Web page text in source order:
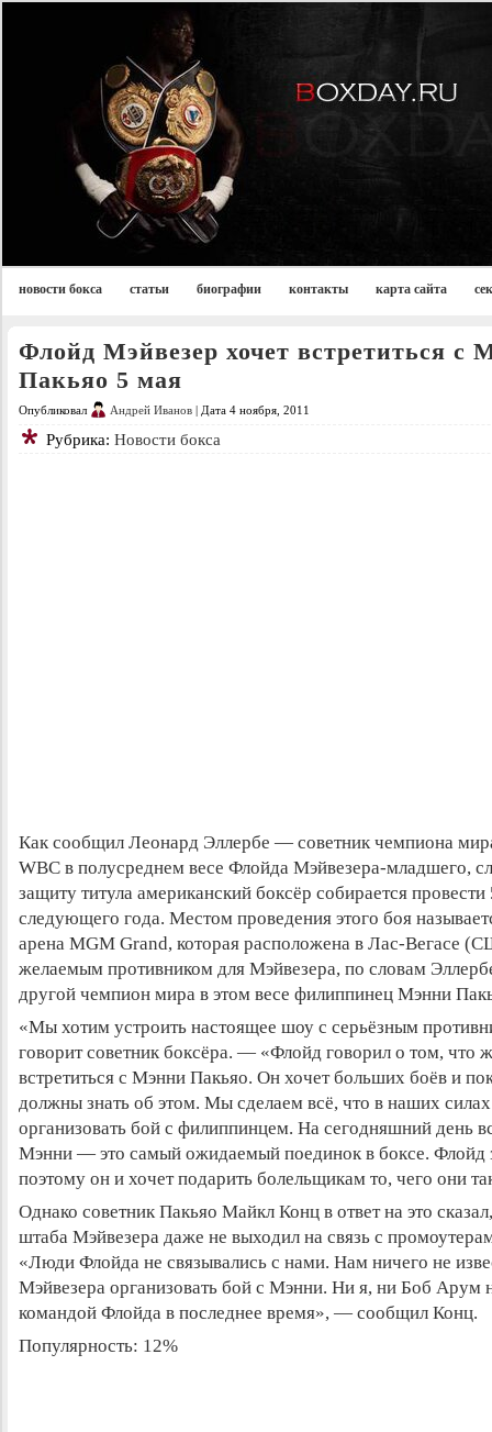
новости бокса статьи биографии контакты карта сайта
Флойд Мэйвезер хочет встретиться с
Пакьяо 5 мая
Опубликовал Андрей Иванов | Дата 4 ноября, 2011
Рубрика: Новости бокса
Как сообщил Леонард Эллербе — советник чемпиона
WBC в полусреднем весе Флойда Мэйвезера-младшего,
защиту титула американский боксёр собирается провести
следующего года. Местом проведения этого боя
арена MGM Grand, которая расположена в Лас-Вегасе
желаемым противником для Мэйвезера, по словам
другой чемпион мира в этом весе филиппинец Мэнни
«Мы хотим устроить настоящее шоу с серьёзным
говорит советник боксёра. — «Флойд говорил о том, что
встретиться с Мэнни Пакьяо. Он хочет больших боёв и
должны знать об этом. Мы сделаем всё, что в наших
организовать бой с филиппинцем. На сегодняшний день
Мэнни — это самый ожидаемый поединок в боксе. Флойд
поэтому он и хочет подарить болельщикам то, чего они
Однако советник Пакьяо Майкл Конц в ответ на это
штаба Мэйвезера даже не выходил на связь с
«Люди Флойда не связывались с нами. Нам ничего не
Мэйвезера организовать бой с Мэнни. Ни я, ни Боб Арум
командой Флойда в последнее время», — сообщил Конц.
Популярность: 12%